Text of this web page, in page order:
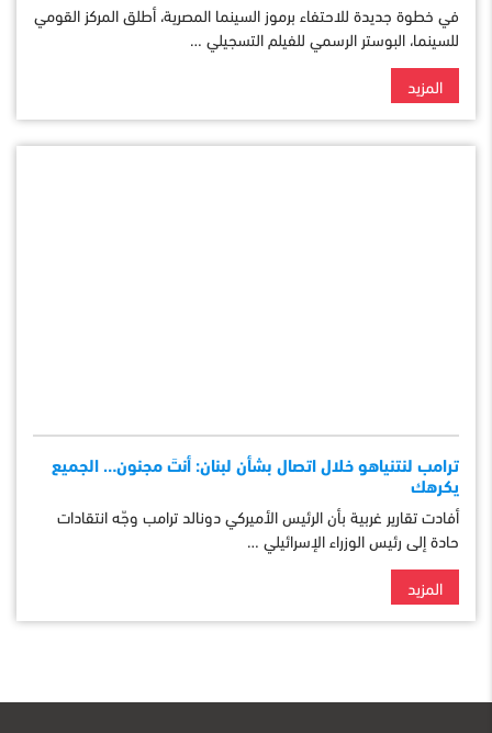
في خطوة جديدة للاحتفاء برموز السينما المصرية، أطلق المركز القومي
للسينما، البوستر الرسمي للفيلم التسجيلي …
المزيد
ترامب لنتنياهو خلال اتصال بشأن لبنان: أنتَ مجنون… الجميع
يكرهك
أفادت تقارير غربية بأن الرئيس الأميركي دونالد ترامب وجّه انتقادات
حادة إلى رئيس الوزراء الإسرائيلي …
المزيد